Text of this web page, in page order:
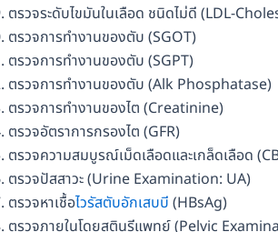
ตรวจระดับไขมันในเลือด ชนิดไม่ดี (LDL-
ตรวจการทำงานของตับ (SGOT)
ตรวจการทำงานของตับ (SGPT)
ตรวจการทำงานของตับ (Alk Phosphatase)
ตรวจการทำงานของไต (Creatinine)
ตรวจอัตราการกรองไต (GFR)
ตรวจความสมบูรณ์เม็ดเลือดและเกล็ดเลือด
ตรวจปัสสาวะ (Urine Examination: UA)
ตรวจหาเชื้อไวรัสตับอักเสบบี (HBsAg)
ตรวจภายในโดยสูตินรีแพทย์ (Pelvic